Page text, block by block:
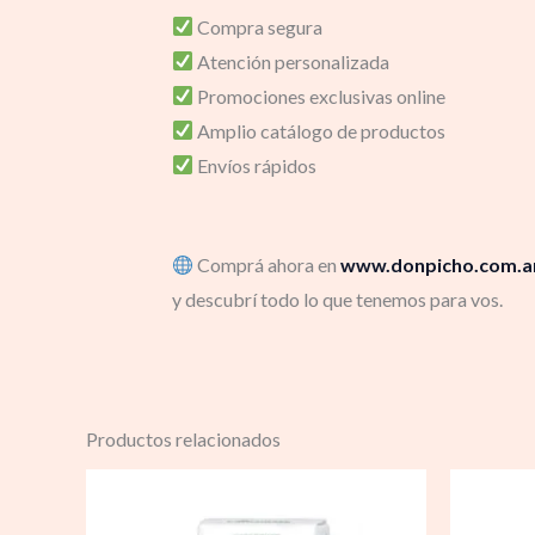
Compra segura
Atención personalizada
Promociones exclusivas online
Amplio catálogo de productos
Envíos rápidos
Comprá ahora en
y descubrí todo lo que tenemos para vos.
Productos relacionados